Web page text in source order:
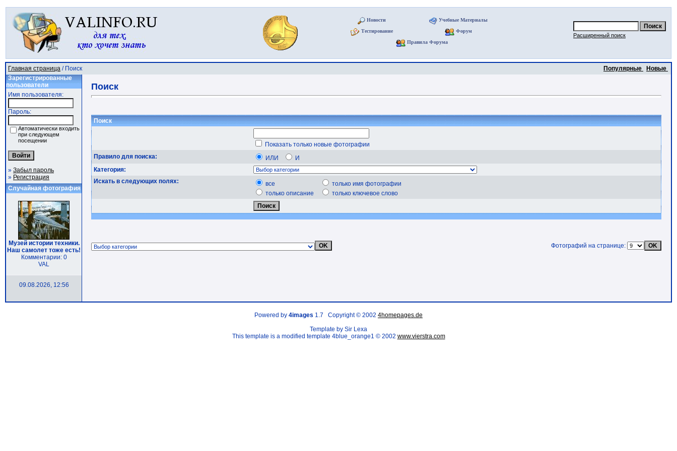
Новости
Учебные Материалы
Тестирование
Форум
Правила Форума
Расширенный поиск
Главная страница / Поиск Популярные
Новые
Зарегистрированные
пользователи
Имя пользователя:
Пароль:
Автоматически входить
при следующем
посещении
» Забыл пароль
» Регистрация
Случайная фотография
Музей истории техники.
Наш самолет тоже есть!
Комментарии: 0
VAL
09.08.2026, 12:56
Поиск
Поиск
Показать только новые фотографии
Правило для поиска:
ИЛИ
И
Категория:
Искать в следующих полях:
все
только имя фотографии
только описание
только ключевое слово
Фотографий на странице:
Powered by 4images 1.7 Copyright © 2002 4homepages.de
Template by Sir Lexa
This template is a modified template 4blue_orange1 © 2002 www.vierstra.com